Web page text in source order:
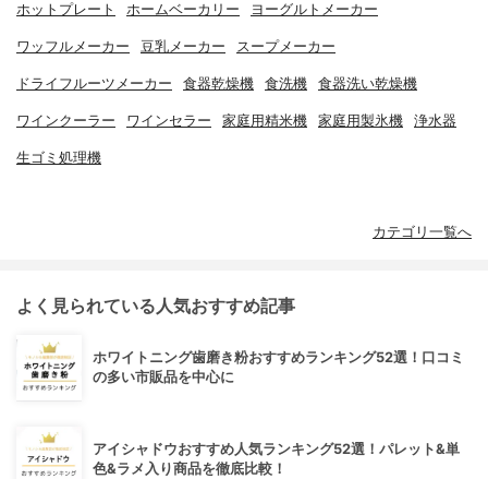
ホットプレート ホームベーカリー ヨーグルトメーカー
ワッフルメーカー 豆乳メーカー スープメーカー
ドライフルーツメーカー 食器乾燥機 食洗機 食器洗い乾燥機
ワインクーラー ワインセラー 家庭用精米機 家庭用製氷機 浄水器
生ゴミ処理機
カテゴリ一覧へ
よく見られている人気おすすめ記事
ホワイトニング歯磨き粉おすすめランキング52選！口コミ
の多い市販品を中心に
アイシャドウおすすめ人気ランキング52選！パレット&単
色&ラメ入り商品を徹底比較！